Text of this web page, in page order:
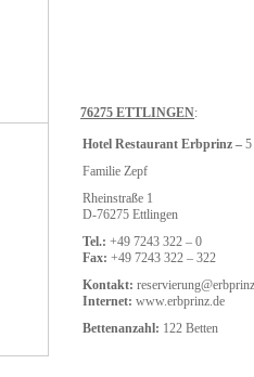
76275 ETTLINGEN:
Hotel Restaurant Erbprinz – 5
Familie Zepf
Rheinstraße 1
D-76275 Ettlingen
Tel.: +49 7243 322 – 0
Fax: +49 7243 322 – 322
Kontakt:
Internet: www.erbprinz.de
Bettenanzahl: 122 Betten